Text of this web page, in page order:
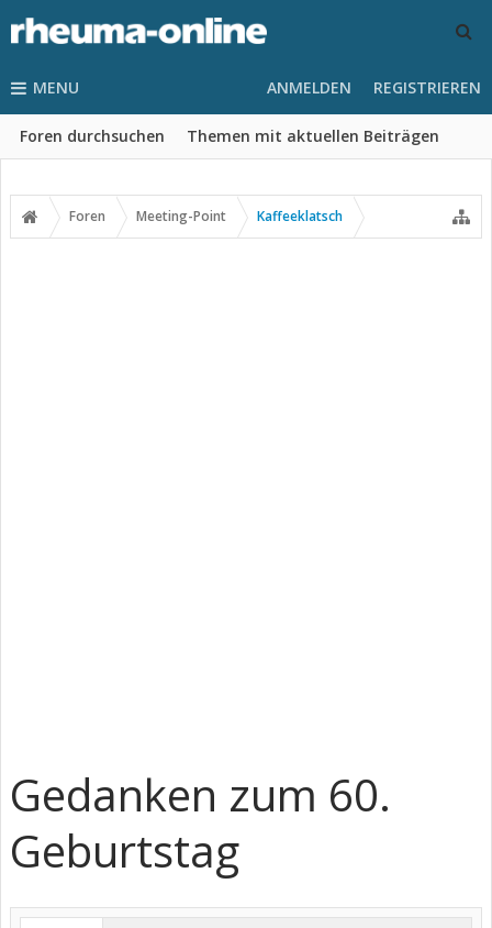
MENU
Foren durchsuchen Themen mit aktuellen Beiträgen
ANMELDEN REGISTRIEREN
Foren Meeting-Point Kaffeeklatsch
Gedanken zum 60.
Geburtstag